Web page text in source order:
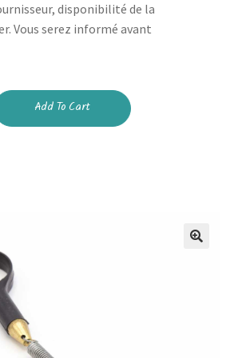
disponibilité de la
Vous serez informé avant
Add To Cart